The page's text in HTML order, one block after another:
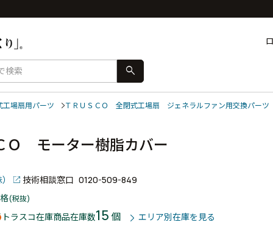
search
工場扇用パーツ ＴＲＵＳＣＯ 全閉式工場扇 ジェネラルファン用交換パーツ
Ｏ モーター樹脂カバー
技術相談窓口 0120-509-849
(税抜)
トラスコ在庫商品在庫数15 個 エリア別在庫を見る